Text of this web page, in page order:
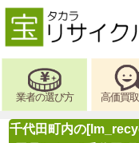
業者の選び方 高価買
千代田町内の